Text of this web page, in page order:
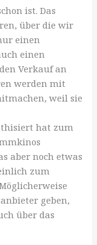
ist. Das
über die wir
einen
einen
Verkauf an
werden mit
weil sie
hat zum
aber noch etwas
zum
geben,
über das